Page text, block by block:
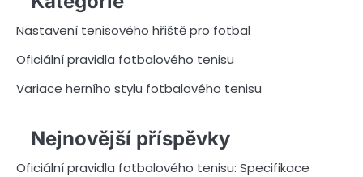
Nastavení tenisového hřiště pro fotbal
Oficiální pravidla fotbalového tenisu
Variace herního stylu fotbalového tenisu
Nejnovější příspěvky
Oficiální pravidla fotbalového tenisu: Specifikace